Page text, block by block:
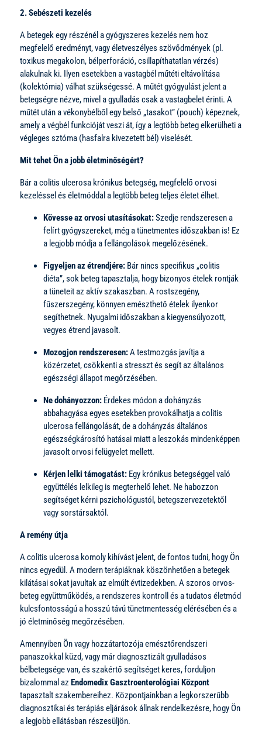
2. Sebészeti kezelés
A betegek egy részénél a gyógyszeres kezelés nem hoz
megfelelő eredményt, vagy életveszélyes szövődmények (pl.
toxikus megakolon, bélperforáció, csillapíthatatlan vérzés)
alakulnak ki. Ilyen esetekben a vastagbél műtéti eltávolítása
(kolektómia) válhat szükségessé. A műtét gyógyulást jelent a
betegségre nézve, mivel a gyulladás csak a vastagbelet érinti. A
műtét után a vékonybélből egy belső „tasakot” (pouch) képeznek,
amely a végbél funkcióját veszi át, így a legtöbb beteg elkerülheti a
végleges sztóma (hasfalra kivezetett bél) viselését.
Mit tehet Ön a jobb életminőségért?
Bár a colitis ulcerosa krónikus betegség, megfelelő orvosi
kezeléssel és életmóddal a legtöbb beteg teljes életet élhet.
Kövesse az orvosi utasításokat:Szedje rendszeresen a
felírt gyógyszereket, még a tünetmentes időszakban is! Ez
a legjobb módja a fellángolások megelőzésének.
Figyeljen az étrendjére: Bár nincs specifikus „colitis
diéta”, sok beteg tapasztalja, hogy bizonyos ételek rontják
a tüneteit az aktív szakaszban. A rostszegény,
fűszerszegény, könnyen emészthető ételek ilyenkor
segíthetnek. Nyugalmi időszakban a kiegyensúlyozott,
vegyes étrend javasolt.
Mozogjon rendszeresen:A testmozgás javítja a
közérzetet, csökkenti a stresszt és segít az általános
egészségi állapot megőrzésében.
Ne dohányozzon: Érdekes módon a dohányzás
abbahagyása egyes esetekben provokálhatja a colitis
ulcerosa fellángolását, de a dohányzás általános
egészségkárosító hatásai miatt a leszokás mindenképpen
javasolt orvosi felügyelet mellett.
Kérjen lelki támogatást: Egy krónikus betegséggel való
együttélés lelkileg is megterhelő lehet. Ne habozzon
segítséget kérni pszichológustól, betegszervezetektől
vagy sorstársaktól.
A remény útja
A colitis ulcerosa komoly kihívást jelent, de fontos tudni, hogy Ön
nincs egyedül. A modern terápiáknak köszönhetően a betegek
kilátásai sokat javultak az elmúlt évtizedekben. A szoros orvos-
beteg együttműködés, a rendszeres kontroll és a tudatos életmód
kulcsfontosságú a hosszú távú tünetmentesség elérésében és a
jó életminőség megőrzésében.
Amennyiben Ön vagy hozzátartozója emésztőrendszeri
panaszokkal küzd, vagy már diagnosztizált gyulladásos
bélbetegsége van, és szakértő segítséget keres, forduljon
bizalommal az Endomedix Gasztroenterológiai Központ
tapasztalt szakembereihez. Központjainkban a legkorszerűbb
diagnosztikai és terápiás eljárások állnak rendelkezésre, hogy Ön
a legjobb ellátásban részesüljön.